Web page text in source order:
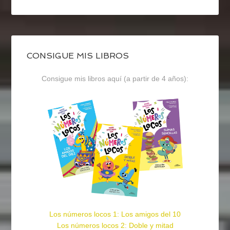
CONSIGUE MIS LIBROS
Consigue mis libros aquí (a partir de 4 años):
Los números locos 1: Los amigos del 10
Los números locos 2: Doble y mitad